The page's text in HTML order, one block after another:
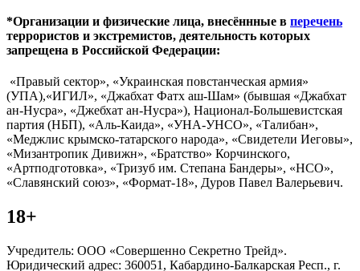
*Организации и физические лица, внесённные в перечень
террористов и экстремистов, деятельность которых
запрещена в Российской Федерации:
«Правый сектор», «Украинская повстанческая армия»
(УПА),«ИГИЛ», «Джабхат Фатх аш-Шам» (бывшая «Джабхат
ан-Нусра», «Джебхат ан-Нусра»), Национал-Большевистская
партия (НБП), «Аль-Каида», «УНА-УНСО», «Талибан»,
«Меджлис крымско-татарского народа», «Свидетели Иеговы»,
«Мизантропик Дивижн», «Братство» Корчинского,
«Артподготовка», «Тризуб им. Степана Бандеры», «НСО»,
«Славянский союз», «Формат-18», Дуров Павел Валерьевич.
18+
Учредитель: ООО «Совершенно Секретно Трейд».
Юридический адрес: 360051, Кабардино-Балкарская Респ., г.